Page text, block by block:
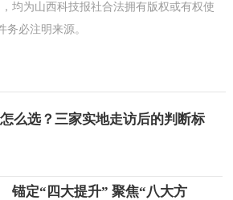
均为山西科技报社合法拥有版权或有权使
务必注明来源。
么选？三家实地走访后的判断标
锚定“四大提升” 聚焦“八大方